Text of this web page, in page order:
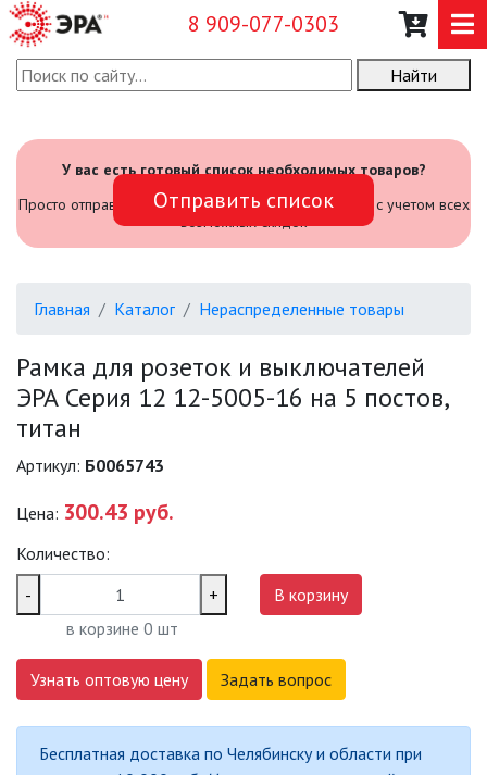
8 909-077-0303
О КОМПАНИИ
САДОВЫЙ ИНВЕНТАРЬ И
ИНСТРУМЕНТЫ
ОФИСНЫЕ ПОДВЕСНЫЕ
ПРОЖЕКТОРЫ
САДОВЫЕ СВЕТИЛЬНИКИ
СВЕТИЛЬНИКИ
СВЕТИЛЬНИКИ ДЛЯ РОСТА
РАСТЕНИЙ (ФИТОСВЕТИЛЬНИКИ)
АКСЕССУАРЫ ДЛЯ
Найти
У вас есть готовый список необходимых товаров?
Просто отправьте его нам и мы посчитаем стоимость с учетом всех
возможных скидок
Отправить список
Главная Каталог Нераспределенные товары
Рамка для розеток и выключателей
ЭРА Серия 12 12-5005-16 на 5 постов,
титан
Артикул: Б0065743
Цена: 300.43 руб.
Количество:
-
+
в корзине 0 шт
В корзину
Узнать оптовую цену Задать вопрос
Бесплатная доставка по Челябинску и области при